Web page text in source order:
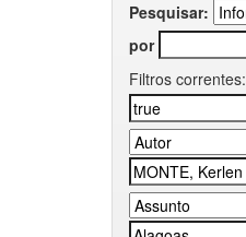
Pesquisar:
por
Filtros correntes: